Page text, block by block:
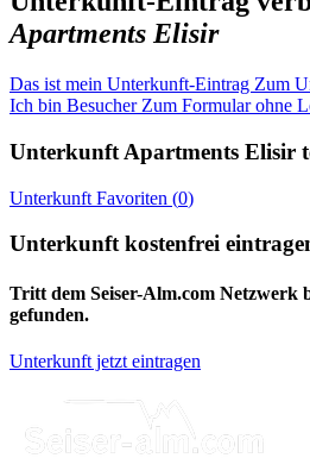
Apartments Elisir
Das ist mein Unterkunft-Eintrag Zum
Ich bin Besucher Zum Formular ohne
Unterkunft Apartments Elisir
Unterkunft Favoriten (0)
Unterkunft kostenfrei
Tritt dem Seiser-Alm.com Netzwerk
gefunden.
Unterkunft jetzt eintragen